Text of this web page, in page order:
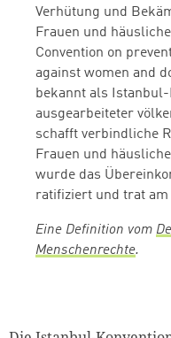
Verhütung und
Frauen und
Convention on
against women and
bekannt als Istanbul-
ausgearbeiteter
schafft verbindliche
Frauen und
wurde das
ratifiziert und trat am
Eine Definition vom
Menschenrechte.